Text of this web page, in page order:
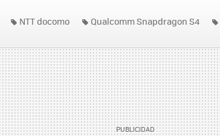
NTT docomo Qualcomm Snapdragon S4